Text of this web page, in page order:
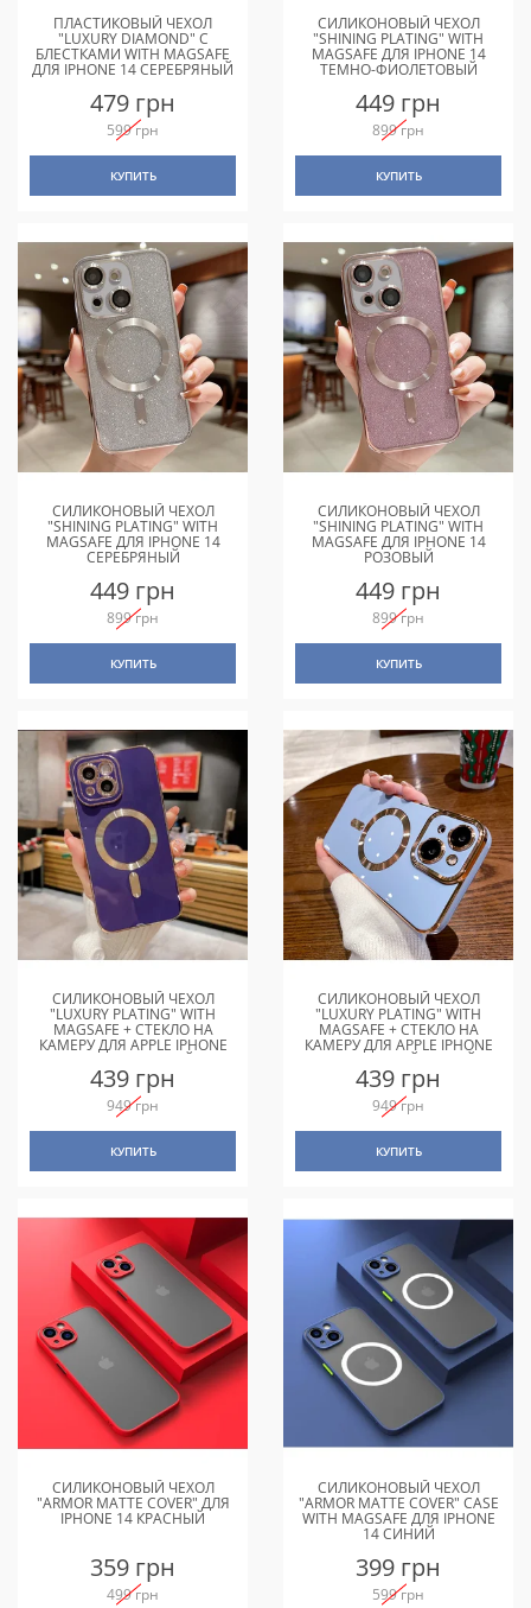
ПЛАСТИКОВЫЙ ЧЕХОЛ
"LUXURY DIAMOND" С
БЛЕСТКАМИ WITH MAGSAFE
ДЛЯ IPHONE 14 СЕРЕБРЯНЫЙ
479 грн
599 грн
КУПИТЬ
СИЛИКОНОВЫЙ ЧЕХОЛ
"SHINING PLATING" WITH
MAGSAFE ДЛЯ IPHONE 14
ТЕМНО-ФИОЛЕТОВЫЙ
449 грн
899 грн
КУПИТЬ
СИЛИКОНОВЫЙ ЧЕХОЛ
"SHINING PLATING" WITH
MAGSAFE ДЛЯ IPHONE 14
СЕРЕБРЯНЫЙ
449 грн
899 грн
КУПИТЬ
СИЛИКОНОВЫЙ ЧЕХОЛ
"SHINING PLATING" WITH
MAGSAFE ДЛЯ IPHONE 14
РОЗОВЫЙ
449 грн
899 грн
КУПИТЬ
СИЛИКОНОВЫЙ ЧЕХОЛ
"LUXURY PLATING" WITH
MAGSAFE + СТЕКЛО НА
КАМЕРУ ДЛЯ APPLE IPHONE
14 ФИОЛЕТОВЫЙ
439 грн
949 грн
КУПИТЬ
СИЛИКОНОВЫЙ ЧЕХОЛ
"LUXURY PLATING" WITH
MAGSAFE + СТЕКЛО НА
КАМЕРУ ДЛЯ APPLE IPHONE
14 СТАЛЬНОЙ-СИНИЙ
439 грн
949 грн
КУПИТЬ
СИЛИКОНОВЫЙ ЧЕХОЛ
"ARMOR MATTE COVER" ДЛЯ
IPHONE 14 КРАСНЫЙ
359 грн
499 грн
СИЛИКОНОВЫЙ ЧЕХОЛ
"ARMOR MATTE COVER" CASE
WITH MAGSAFE ДЛЯ IPHONE
14 СИНИЙ
399 грн
599 грн